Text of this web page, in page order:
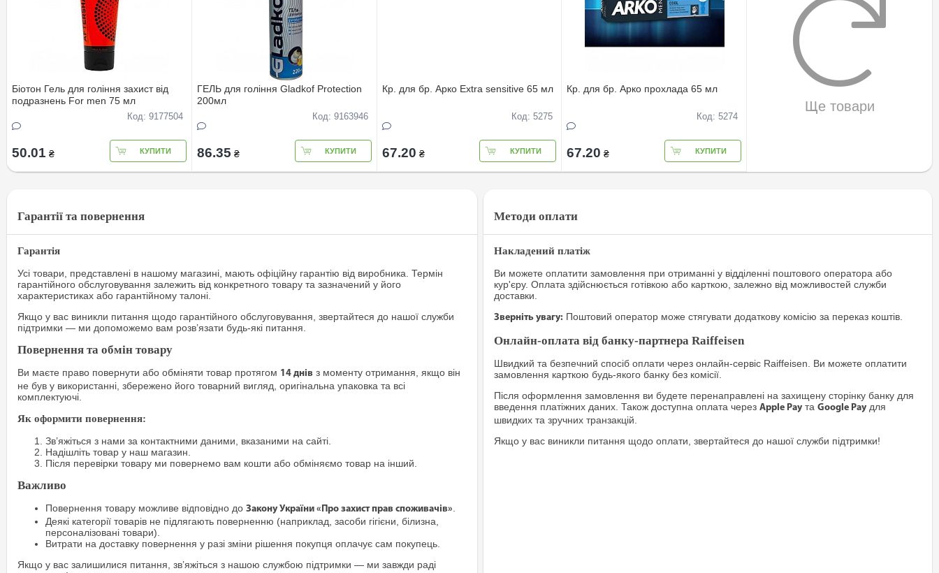
Біотон Гель для гоління захист від
подразнень For men 75 мл
Код: 9177504
50.01 ₴ КУПИТИ
ГЕЛЬ для гоління Gladkof Protection
200мл
Код: 9163946
86.35 ₴ КУПИТИ
Кр. для бр. Арко Extra sensitive 65 мл
Код: 5275
67.20 ₴ КУПИТИ
Кр. для бр. Арко прохлада 65 мл
Код: 5274
67.20 ₴ КУПИТИ
Ще товари
Гарантії та повернення
Гарантія
Усі товари, представлені в нашому магазині, мають офіційну гарантію від виробника. Термін
гарантійного обслуговування залежить від конкретного товару та зазначений у його
характеристиках або гарантійному талоні.
Якщо у вас виникли питання щодо гарантійного обслуговування, звертайтеся до нашої служби
підтримки — ми допоможемо вам розв’язати будь-які питання.
Повернення та обмін товару
Ви маєте право повернути або обміняти товар протягом 14 днів з моменту отримання, якщо він
не був у використанні, збережено його товарний вигляд, оригінальна упаковка та всі
комплектуючі.
Як оформити повернення:
Зв’яжіться з нами за контактними даними, вказаними на сайті.
Надішліть товар у наш магазин.
Після перевірки товару ми повернемо вам кошти або обміняємо товар на інший.
Важливо
Повернення товару можливе відповідно до Закону України «Про захист прав споживачів»
Деякі категорії товарів не підлягають поверненню (наприклад, засоби гігієни, білизна,
персоналізовані товари).
Витрати на доставку повернення у разі зміни рішення покупця оплачує сам покупець.
Якщо у вас залишилися питання, зв’яжіться з нашою службою підтримки — ми завжди раді
Методи оплати
Накладений платіж
Ви можете оплатити замовлення при отриманні у відділенні поштового оператора або
кур'єру. Оплата здійснюється готівкою або карткою, залежно від можливостей служби
доставки.
Зверніть увагу: Поштовий оператор може стягувати додаткову комісію за переказ коштів.
Онлайн-оплата від банку-партнера Raiffeisen
Швидкий та безпечний спосіб оплати через онлайн-сервіс Raiffeisen. Ви можете оплатити
замовлення карткою будь-якого банку без комісії.
Після оформлення замовлення ви будете перенаправлені на захищену сторінку банку для
введення платіжних даних. Також доступна оплата черезApple Pay таGoogle Pay для
швидких та зручних транзакцій.
Якщо у вас виникли питання щодо оплати, звертайтеся до нашої служби підтримки!